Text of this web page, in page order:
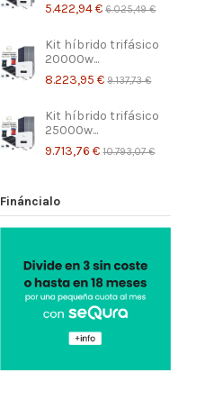
5.422,94 € 6.025,49 €
Kit híbrido trifásico
20000w...
8.223,95 € 9.137,73 €
Kit híbrido trifásico
25000w...
9.713,76 € 10.793,07 €
Fináncialo